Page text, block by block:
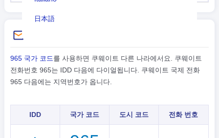
日本語
tiếng Việt
Indonesian
हिंदी
965 국가 코드를 사용하면 쿠웨이트 다른 나라에서요. 쿠웨이트
전화번호 965는 IDD 다음에 다이얼됩니다. 쿠웨이트 국제 전화
965 다음에는 지역번호가 옵니다.
IDD 국가 코드 도시 코드 전화 번호